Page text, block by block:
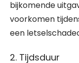
bijkomende
voorkomen
een
2. Tijdsduur